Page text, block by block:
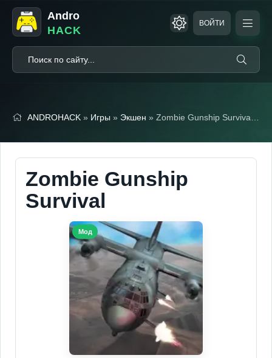
Andro
HACK
ВОЙТИ
ANDROHACK » Игры » Экшен » Zombie Gunship Survival (Мод, Много патронов)
Zombie Gunship
Survival
Мод